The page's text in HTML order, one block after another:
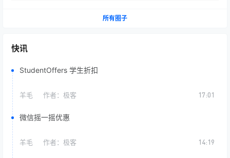
所有圈子
快讯
StudentOffers 学生折扣
羊毛 作者： 极客 17:01
微信摇一摇优惠
羊毛 作者： 极客 14:19